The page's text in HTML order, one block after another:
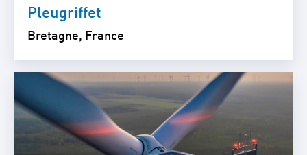
Pleugriffet
Bretagne, France